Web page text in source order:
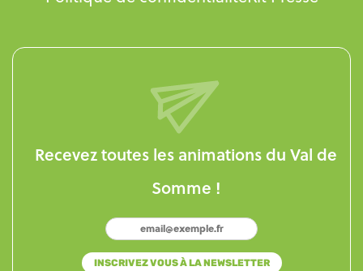
Recevez toutes les animations du Val de
Somme !